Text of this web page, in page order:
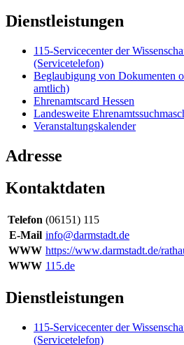
Dienstleistungen
115-Servicecenter der
(Servicetelefon)
Beglaubigung von Dokumenten
amtlich)
Ehrenamtscard Hessen
Landesweite
Veranstaltungskalender
Adresse
Kontaktdaten
Telefon (06151) 115
E-Mail info@darmstadt.de
WWW https://www.darmstadt.de/
WWW 115.de
Dienstleistungen
115-Servicecenter der
(Servicetelefon)